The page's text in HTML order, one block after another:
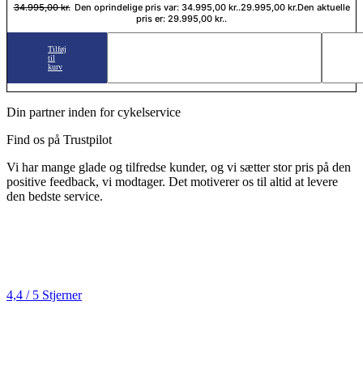
34.995,00kr. Den oprindelige pris var: 34.995,00 kr..29.995,00 kr.Den aktuelle
pris er: 29.995,00 kr..
Tilføj
til
kurv
Din partner inden for cykelservice
Find os på Trustpilot
Vi har mange glade og tilfredse kunder, og vi sætter stor pris på den
positive feedback, vi modtager. Det motiverer os til altid at levere
den bedste service.
4,4 / 5 Stjerner